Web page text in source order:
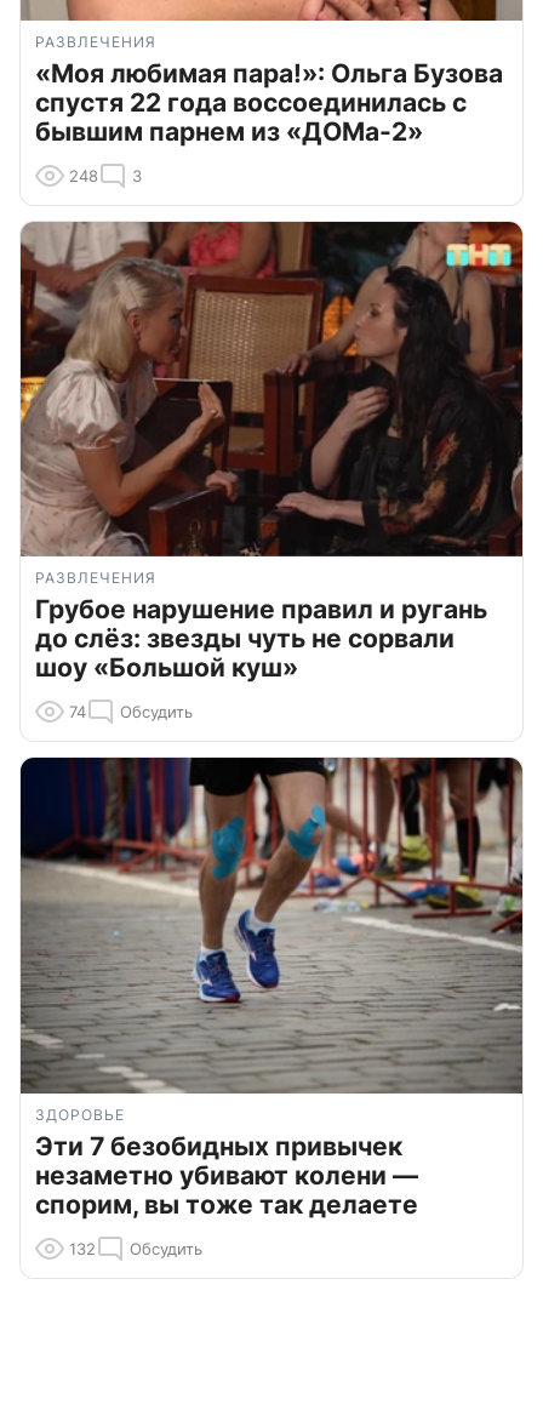
РАЗВЛЕЧЕНИЯ
«Моя любимая пара!»: Ольга Бузова
спустя 22 года воссоединилась с
бывшим парнем из «ДОМа-2»
248 3
РАЗВЛЕЧЕНИЯ
Грубое нарушение правил и ругань
до слёз: звезды чуть не сорвали
шоу «Большой куш»
74 Обсудить
ЗДОРОВЬЕ
Эти 7 безобидных привычек
незаметно убивают колени —
спорим, вы тоже так делаете
132 Обсудить